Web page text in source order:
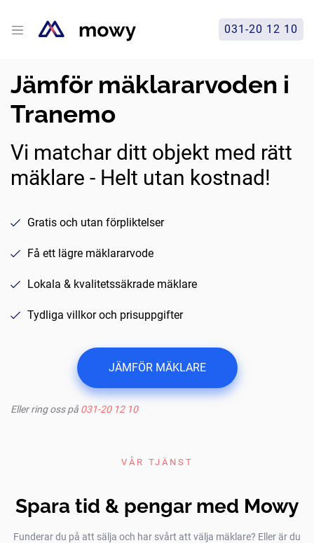
031-20 12 10
Jämför mäklararvoden i
Tranemo
Vi matchar ditt objekt med rätt
mäklare - Helt utan kostnad!
Gratis och utan förpliktelser
Få ett lägre mäklararvode
Lokala & kvalitetssäkrade mäklare
Tydliga villkor och prisuppgifter
JÄMFÖR MÄKLARE
Eller ring oss på 031-20 12 10
VÅR TJÄNST
Spara tid & pengar med Mowy
Funderar du på att sälja och har svårt att välja mäklare? Eller är du